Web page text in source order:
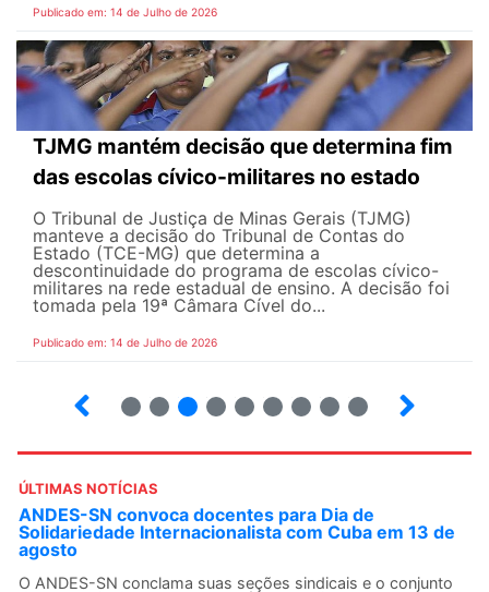
Publicado em: 14 de Julho de 2026
TJMG mantém decisão que determina fim
das escolas cívico-militares no estado
O Tribunal de Justiça de Minas Gerais (TJMG)
manteve a decisão do Tribunal de Contas do
Estado (TCE-MG) que determina a
descontinuidade do programa de escolas cívico-
militares na rede estadual de ensino. A decisão foi
tomada pela 19ª Câmara Cível do...
Publicado em: 14 de Julho de 2026
ÚLTIMAS NOTÍCIAS
ANDES-SN convoca docentes para Dia de
Solidariedade Internacionalista com Cuba em 13 de
agosto
O ANDES-SN conclama suas seções sindicais e o conjunto